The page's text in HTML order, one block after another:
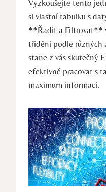
Vyzkoušejte tento
si vlastní tabulku s
**Řadit a Filtrovat**
třídění podle různých
stane z vás skutečný
efektivně pracovat s
maximum informací.